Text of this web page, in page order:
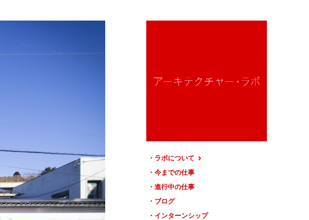
ラボについて
今までの仕事
進行中の仕事
ブログ
インターンシップ